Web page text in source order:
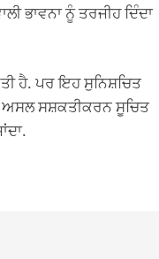
ਭਾਵਨਾ ਨੂੰ ਤਰਜੀਹ ਦਿੰਦਾ
ਹੈ. ਪਰ ਇਹ ਸੁਨਿਸ਼ਚਿਤ
ਅਸਲ ਸਸ਼ਕਤੀਕਰਨ ਸੂਚਿਤ